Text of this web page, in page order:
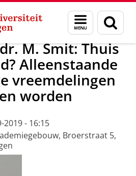
Menu
en
zoeken
Oraties
M. Smit: Thuis
Alleenstaande
vreemdelingen
worden
2019 - 16:15
Broerstraat 5,